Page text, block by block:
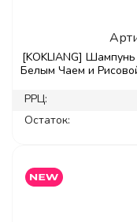
[KOKLIANG]
Белым Чаем и
РРЦ:
Остаток: